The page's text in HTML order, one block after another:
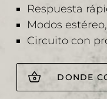
Respuesta
Modos
Circuito con
DONDE